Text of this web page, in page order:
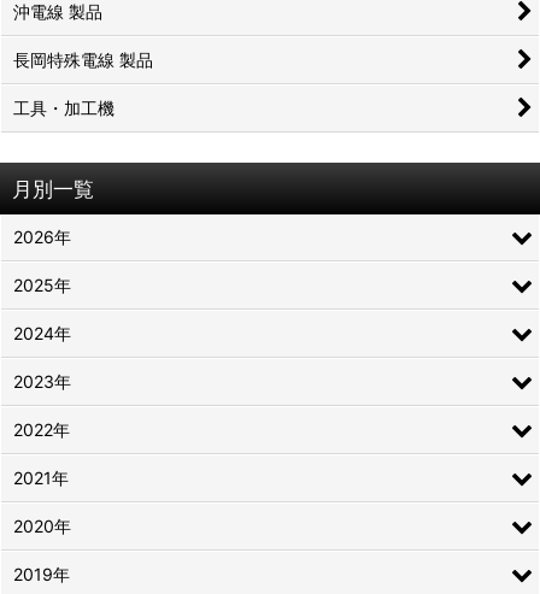
沖電線 製品
長岡特殊電線 製品
工具・加工機
月別一覧
2026年
2025年
2024年
2023年
2022年
2021年
2020年
2019年